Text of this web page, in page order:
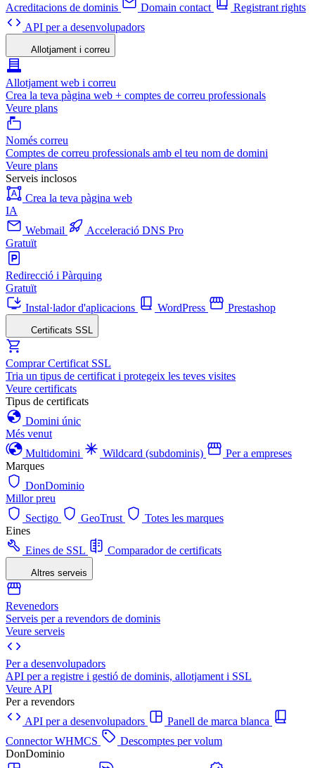
Acreditacions de dominis
Domain contact
Registrant rights
API per a desenvolupadors
Allotjament i correu
Allotjament web i correu
Crea la teva pàgina web + comptes de correu professionals
Veure plans
Només correu
Comptes de correu professionals amb el teu nom de domini
Veure plans
Serveis inclosos
Crea la teva pàgina web
IA
Webmail
Acceleració DNS Pro
Gratuït
Redirecció i Pàrquing
Gratuït
Instal·lador d'aplicacions
WordPress Prestashop
Certificats SSL
Comprar Certificat SSL
Tria un tipus de certificat i protegeix les teves visites
Veure certificats
Tipus de certificats
Domini únic
Més venut
Multidomini
Wildcard (subdominis)
Per a empreses
Marques
DonDominio
Millor preu
Sectigo
GeoTrust
Totes les marques
Eines
Eines de SSL
Comparador de certificats
Altres serveis
Revenedors
Serveis per a revendors de dominis
Veure serveis
Per a desenvolupadors
API per a registre i gestió de dominis, allotjament i SSL
Veure API
Per a revendors
API per a desenvolupadors
Panell de marca blanca
Connector WHMCS
Descomptes per volum
DonDominio